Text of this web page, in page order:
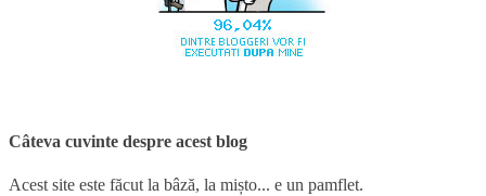
Câteva cuvinte despre acest blog
Acest site este făcut la bâză, la mișto... e un pamflet.